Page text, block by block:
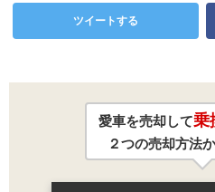
ツイートする
愛車を売却して乗
２つの売却方法